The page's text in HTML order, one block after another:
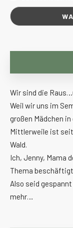
Wir sind die
Weil wir uns im
großen Mädchen
Mittlerweile ist seit
Wald.
Ich, Jenny, Mama
Thema
Also seid
mehr…